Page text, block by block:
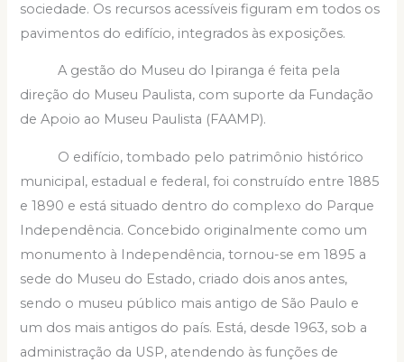
sociedade. Os recursos acessíveis figuram em todos os
pavimentos do edifício, integrados às exposições.
A gestão do Museu do Ipiranga é feita pela
direção do Museu Paulista, com suporte da Fundação
de Apoio ao Museu Paulista (FAAMP).
O edifício, tombado pelo patrimônio histórico
municipal, estadual e federal, foi construído entre 1885
e 1890 e está situado dentro do complexo do Parque
Independência. Concebido originalmente como um
monumento à Independência, tornou-se em 1895 a
sede do Museu do Estado, criado dois anos antes,
sendo o museu público mais antigo de São Paulo e
um dos mais antigos do país. Está, desde 1963, sob a
administração da USP, atendendo às funções de